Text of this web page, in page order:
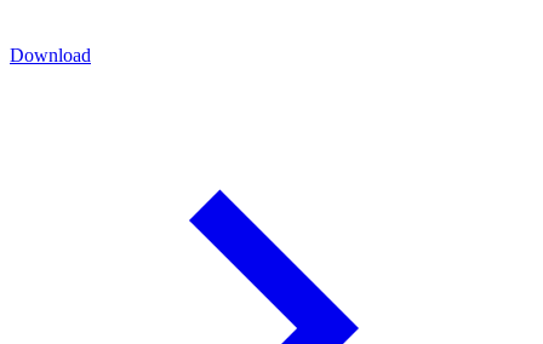
Download